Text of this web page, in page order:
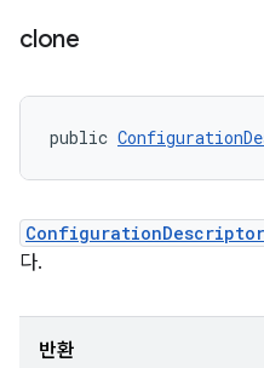
clone
public
ConfigurationDescriptor
다.
반환